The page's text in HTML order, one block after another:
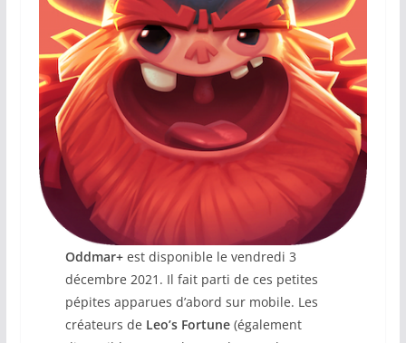
Oddmar+est disponible le vendredi 3
décembre 2021. Il fait parti de ces petites
pépites apparues d’abord sur mobile. Les
créateurs de Leo’s Fortune(également